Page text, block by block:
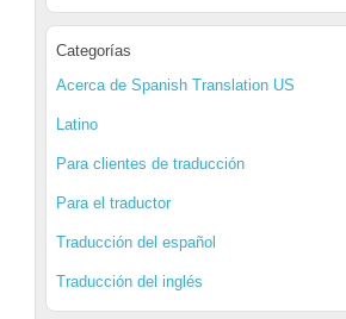
Categorías
Acerca de Spanish Translation US
Latino
Para clientes de traducción
Para el traductor
Traducción del español
Traducción del inglés